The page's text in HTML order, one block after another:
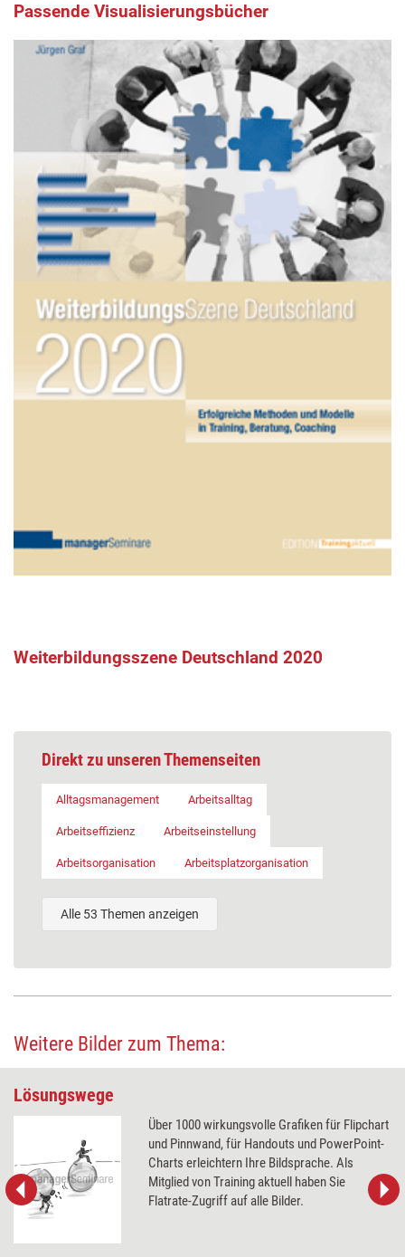
Passende Visualisierungsbücher
Weiterbildungsszene Deutschland 2020
Direkt zu unseren Themenseiten
Alltagsmanagement Arbeitsalltag
Arbeitseffizienz Arbeitseinstellung
Arbeitsorganisation Arbeitsplatzorganisation
Alle 53 Themen anzeigen
Weitere Bilder zum Thema:
Lösungswege
Über 1000 wirkungsvolle Grafiken für Flipchart
und Pinnwand, für Handouts und PowerPoint-
Charts erleichtern Ihre Bildsprache. Als
Mitglied von Training aktuell haben Sie
Flatrate-Zugriff auf alle Bilder.